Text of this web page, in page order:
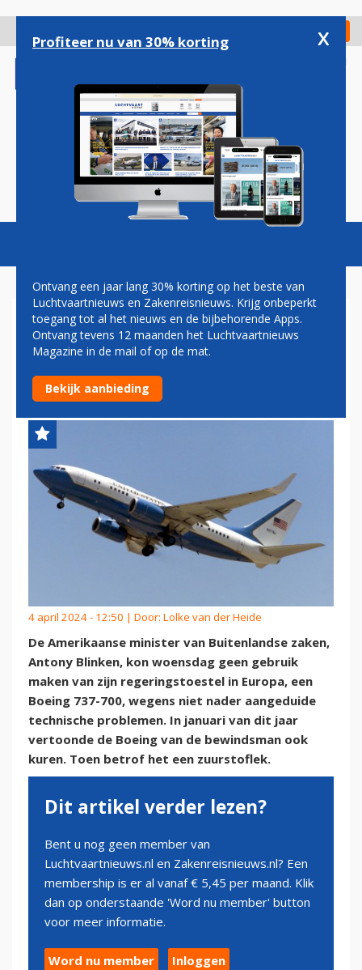
gaan
Check in
Magazine Podcasts Vacatures
OPNIEUW PROBLEMEN MET
DE BOEING 737-700 VAN
AMERIKAANSE MINISTER
4 april 2024 - 12:50 | Door: Lolke van der Heide
De Amerikaanse minister van Buitenlandse zaken,
Antony Blinken, kon woensdag geen gebruik
maken van zijn regeringstoestel in Europa, een
Boeing 737-700, wegens niet nader aangeduide
technische problemen. In januari van dit jaar
vertoonde de Boeing van de bewindsman ook
kuren. Toen betrof het een zuurstoflek.
Dit artikel verder lezen?
Bent u nog geen member van
Luchtvaartnieuws.nl en Zakenreisnieuws.nl? Een
membership is er al vanaf € 5,45 per maand. Klik
dan op onderstaande 'Word nu member' button
voor meer informatie.
Word nu member Inloggen
Profiteer nu van 30% korting x
Ontvang een jaar lang 30% korting op het beste van
Luchtvaartnieuws en Zakenreisnieuws. Krijg onbeperkt
toegang tot al het nieuws en de bijbehorende Apps.
Ontvang tevens 12 maanden het Luchtvaartnieuws
Magazine in de mail of op de mat.
Bekijk aanbieding